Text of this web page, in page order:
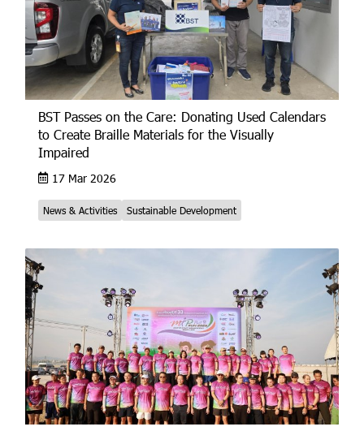
BST Passes on the Care: Donating Used Calendars
to Create Braille Materials for the Visually
Impaired
17 Mar 2026
News & Activities Sustainable Development